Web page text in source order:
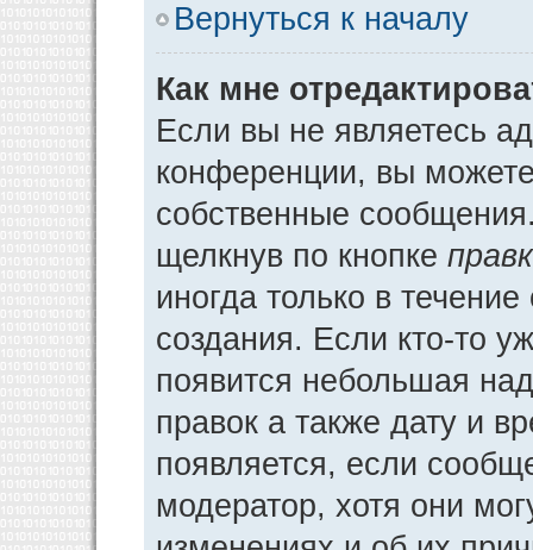
Вернуться к началу
Как мне
Если вы не являетесь
конференции, вы можете
собственные
щелкнув по кнопке
иногда только в
создания. Если кто-то
появится небольшая
правок а также дату и
появляется, если
модератор, хотя они